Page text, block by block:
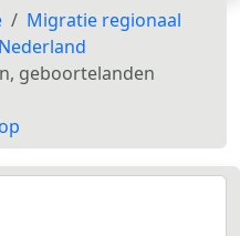
Migratie regionaal
geboortelanden